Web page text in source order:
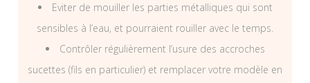
Eviter de mouiller les parties métalliques qui sont
sensibles à l’eau, et pourraient rouiller avec le temps.
Contrôler régulièrement l’usure des accroches
sucettes (fils en particulier) et remplacer votre modèle en